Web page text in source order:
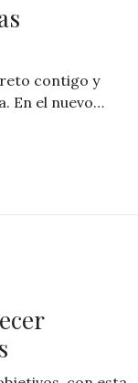
contigo y
En el nuevo…